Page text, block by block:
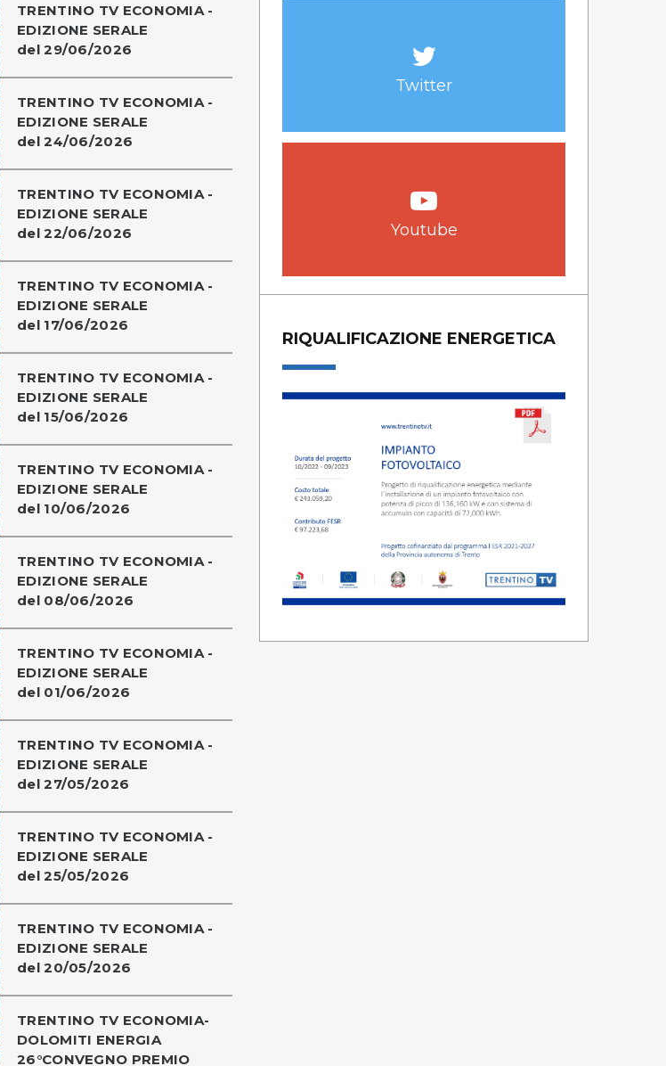
TRENTINO TV ECONOMIA -
EDIZIONE SERALE
del 29/06/2026
TRENTINO TV ECONOMIA -
EDIZIONE SERALE
del 24/06/2026
TRENTINO TV ECONOMIA -
EDIZIONE SERALE
del 22/06/2026
TRENTINO TV ECONOMIA -
EDIZIONE SERALE
del 17/06/2026
TRENTINO TV ECONOMIA -
EDIZIONE SERALE
del 15/06/2026
TRENTINO TV ECONOMIA -
EDIZIONE SERALE
del 10/06/2026
TRENTINO TV ECONOMIA -
EDIZIONE SERALE
del 08/06/2026
TRENTINO TV ECONOMIA -
EDIZIONE SERALE
del 01/06/2026
TRENTINO TV ECONOMIA -
EDIZIONE SERALE
del 27/05/2026
TRENTINO TV ECONOMIA -
EDIZIONE SERALE
del 25/05/2026
TRENTINO TV ECONOMIA -
EDIZIONE SERALE
del 20/05/2026
TRENTINO TV ECONOMIA-
DOLOMITI ENERGIA
26°CONVEGNO PREMIO
Twitter
Youtube
RIQUALIFICAZIONE ENERGETICA